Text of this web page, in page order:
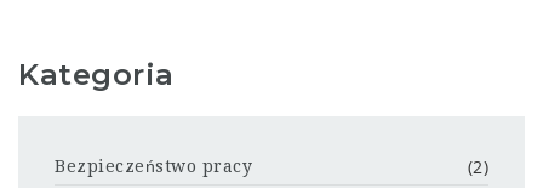
Kategoria
Bezpieczeństwo pracy (2)